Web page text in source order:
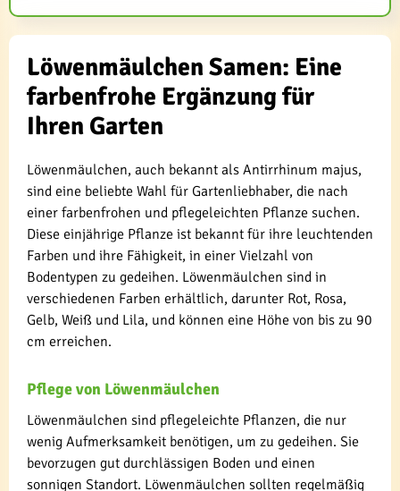
Löwenmäulchen Samen: Eine
farbenfrohe Ergänzung für
Ihren Garten
Löwenmäulchen, auch bekannt als Antirrhinum majus,
sind eine beliebte Wahl für Gartenliebhaber, die nach
einer farbenfrohen und pflegeleichten Pflanze suchen.
Diese einjährige Pflanze ist bekannt für ihre leuchtenden
Farben und ihre Fähigkeit, in einer Vielzahl von
Bodentypen zu gedeihen. Löwenmäulchen sind in
verschiedenen Farben erhältlich, darunter Rot, Rosa,
Gelb, Weiß und Lila, und können eine Höhe von bis zu 90
cm erreichen.
Pflege von Löwenmäulchen
Löwenmäulchen sind pflegeleichte Pflanzen, die nur
wenig Aufmerksamkeit benötigen, um zu gedeihen. Sie
bevorzugen gut durchlässigen Boden und einen
sonnigen Standort. Löwenmäulchen sollten regelmäßig